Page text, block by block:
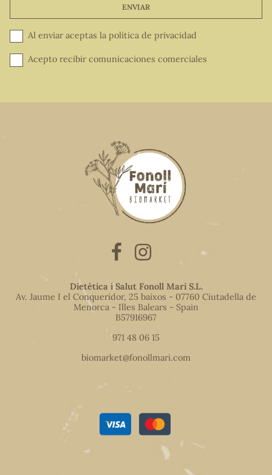
ENVIAR
Al enviar aceptas la política de privacidad
Acepto recibir comunicaciones comerciales
Dietètica i Salut Fonoll Marí S.L.
Av. Jaume I el Conqueridor, 25 baixos - 07760 Ciutadella de
Menorca - Illes Balears - Spain
B57916967
971 48 06 15
biomarket@fonollmari.com